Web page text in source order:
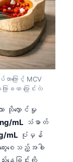
ြောင့် MCV
ပြောင်းလဲ
သိုလှောင်မှု
mL သံဓာတ်
mL ပုံမှန်
းစေသည့်အခါ